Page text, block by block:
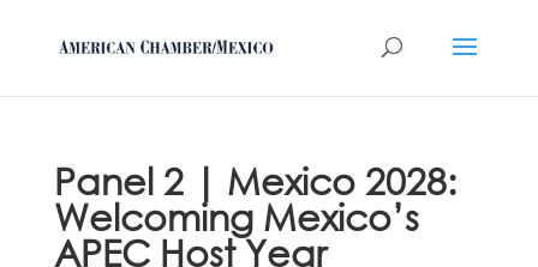
Panel 2 | Mexico 2028:
Welcoming Mexico’s
APEC Host Year